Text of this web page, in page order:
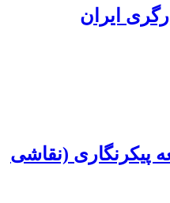
ایران
پیکرنگاری (نقاشی